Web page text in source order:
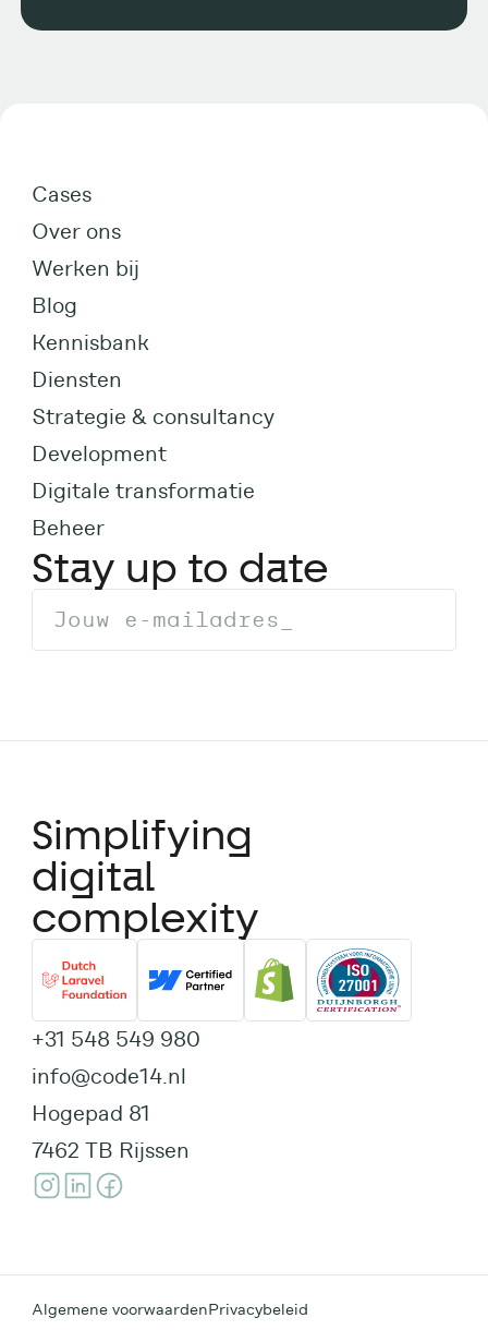
Cases
Over ons
Werken bij
Blog
Kennisbank
Diensten
Strategie & consultancy
Development
Digitale transformatie
Beheer
Stay up to date
Simplifying
digital
complexity
+31 548 549 980
info@code14.nl
Hogepad 81
7462 TB Rijssen
Algemene voorwaardenPrivacybeleid